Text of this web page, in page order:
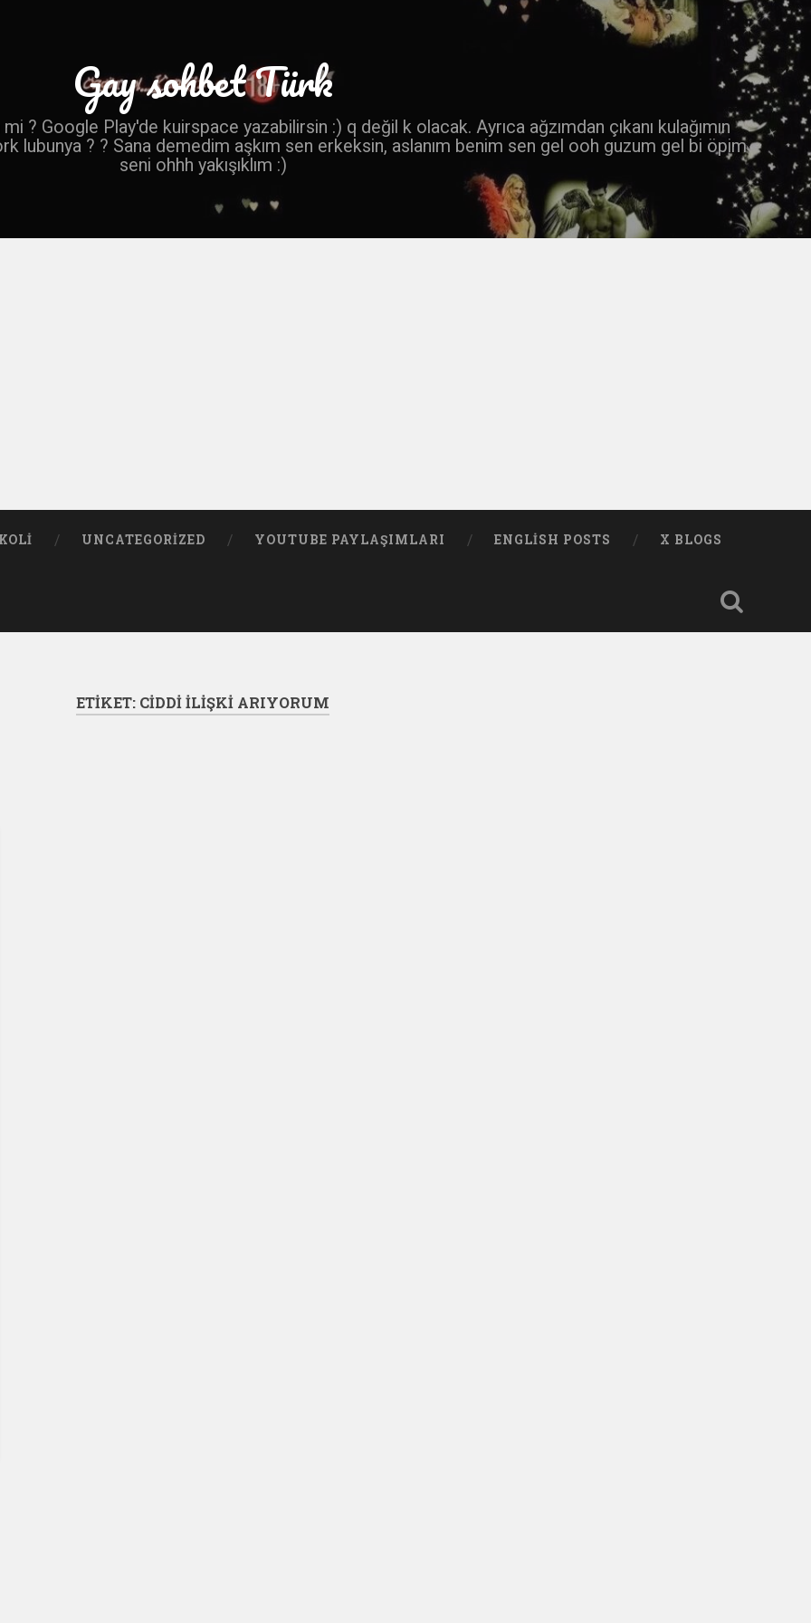
Gay sohbet Türk
? Google Play'de kuirspace yazabilirsin :) q değil k olacak. Ayrıca ağzımdan çıkanı kulağımın
lubunya ? ? Sana demedim aşkım sen erkeksin, aslanım benim sen gel ooh guzum gel bi öpim
seni ohhh yakışıklım :)
UNCATEGORIZED YOUTUBE PAYLAŞIMLARI ENGLISH POSTS X BLOGS
ETIKET: CIDDI ILIŞKI ARIYORUM